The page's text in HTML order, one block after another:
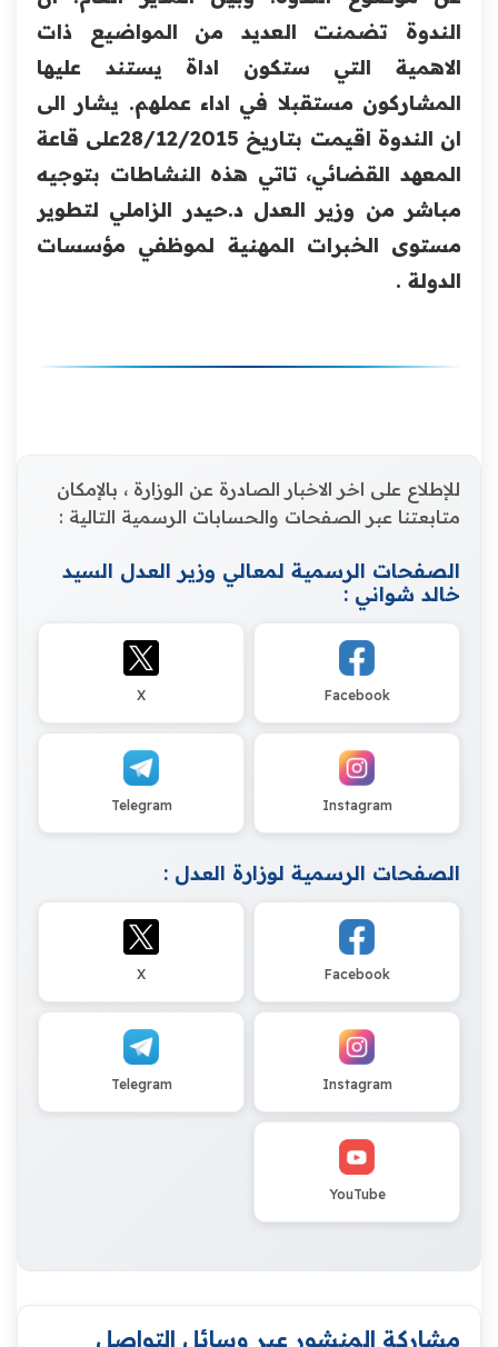
الندوة تضمنت العديد من المواضيع ذات
الاهمية التي ستكون اداة يستند عليها
المشاركون مستقبلا في اداء عملهم. يشار الى
ان الندوة اقيمت بتاريخ 28/12/2015على قاعة
المعهد القضائي، تاتي هذه النشاطات بتوجيه
مباشر من وزير العدل د.حيدر الزاملي لتطوير
مستوى الخبرات المهنية لموظفي مؤسسات
الدولة .
للإطلاع على اخر الاخبار الصادرة عن الوزارة ، بالإمكان
متابعتنا عبر الصفحات والحسابات الرسمية التالية :
الصفحات الرسمية لمعالي وزير العدل السيد
خالد شواني :
Facebook
X
Instagram
Telegram
الصفحات الرسمية لوزارة العدل :
Facebook
X
Instagram
Telegram
YouTube
مشاركة المنشور عبر وسائل التواصل